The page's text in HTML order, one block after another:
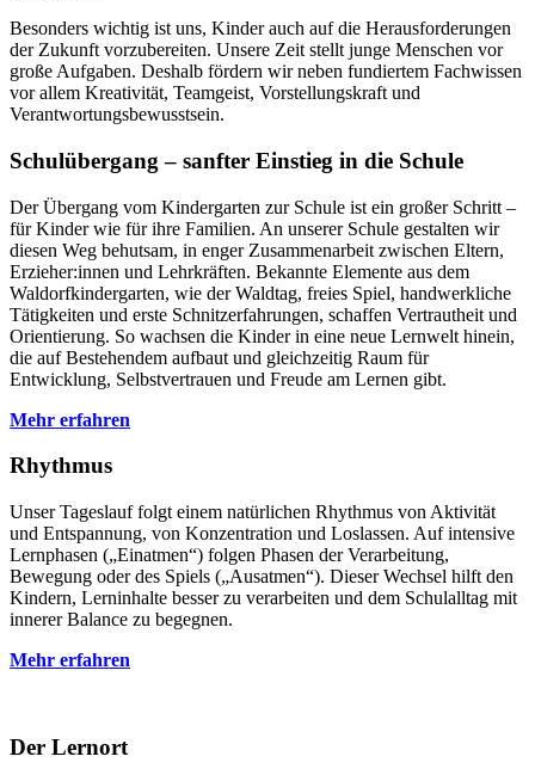
Besonders wichtig ist uns, Kinder auch auf die Herausforderungen
der Zukunft vorzubereiten. Unsere Zeit stellt junge Menschen vor
große Aufgaben. Deshalb fördern wir neben fundiertem Fachwissen
vor allem Kreativität, Teamgeist, Vorstellungskraft und
Verantwortungsbewusstsein.
Schulübergang – sanfter Einstieg in die Schule
Der Übergang vom Kindergarten zur Schule ist ein großer Schritt –
für Kinder wie für ihre Familien. An unserer Schule gestalten wir
diesen Weg behutsam, in enger Zusammenarbeit zwischen Eltern,
Erzieher:innen und Lehrkräften. Bekannte Elemente aus dem
Waldorfkindergarten, wie der Waldtag, freies Spiel, handwerkliche
Tätigkeiten und erste Schnitzerfahrungen, schaffen Vertrautheit und
Orientierung. So wachsen die Kinder in eine neue Lernwelt hinein,
die auf Bestehendem aufbaut und gleichzeitig Raum für
Entwicklung, Selbstvertrauen und Freude am Lernen gibt.
Mehr erfahren
Rhythmus
Unser Tageslauf folgt einem natürlichen Rhythmus von Aktivität
und Entspannung, von Konzentration und Loslassen. Auf intensive
Lernphasen („Einatmen“) folgen Phasen der Verarbeitung,
Bewegung oder des Spiels („Ausatmen“). Dieser Wechsel hilft den
Kindern, Lerninhalte besser zu verarbeiten und dem Schulalltag mit
innerer Balance zu begegnen.
Mehr erfahren
Der Lernort